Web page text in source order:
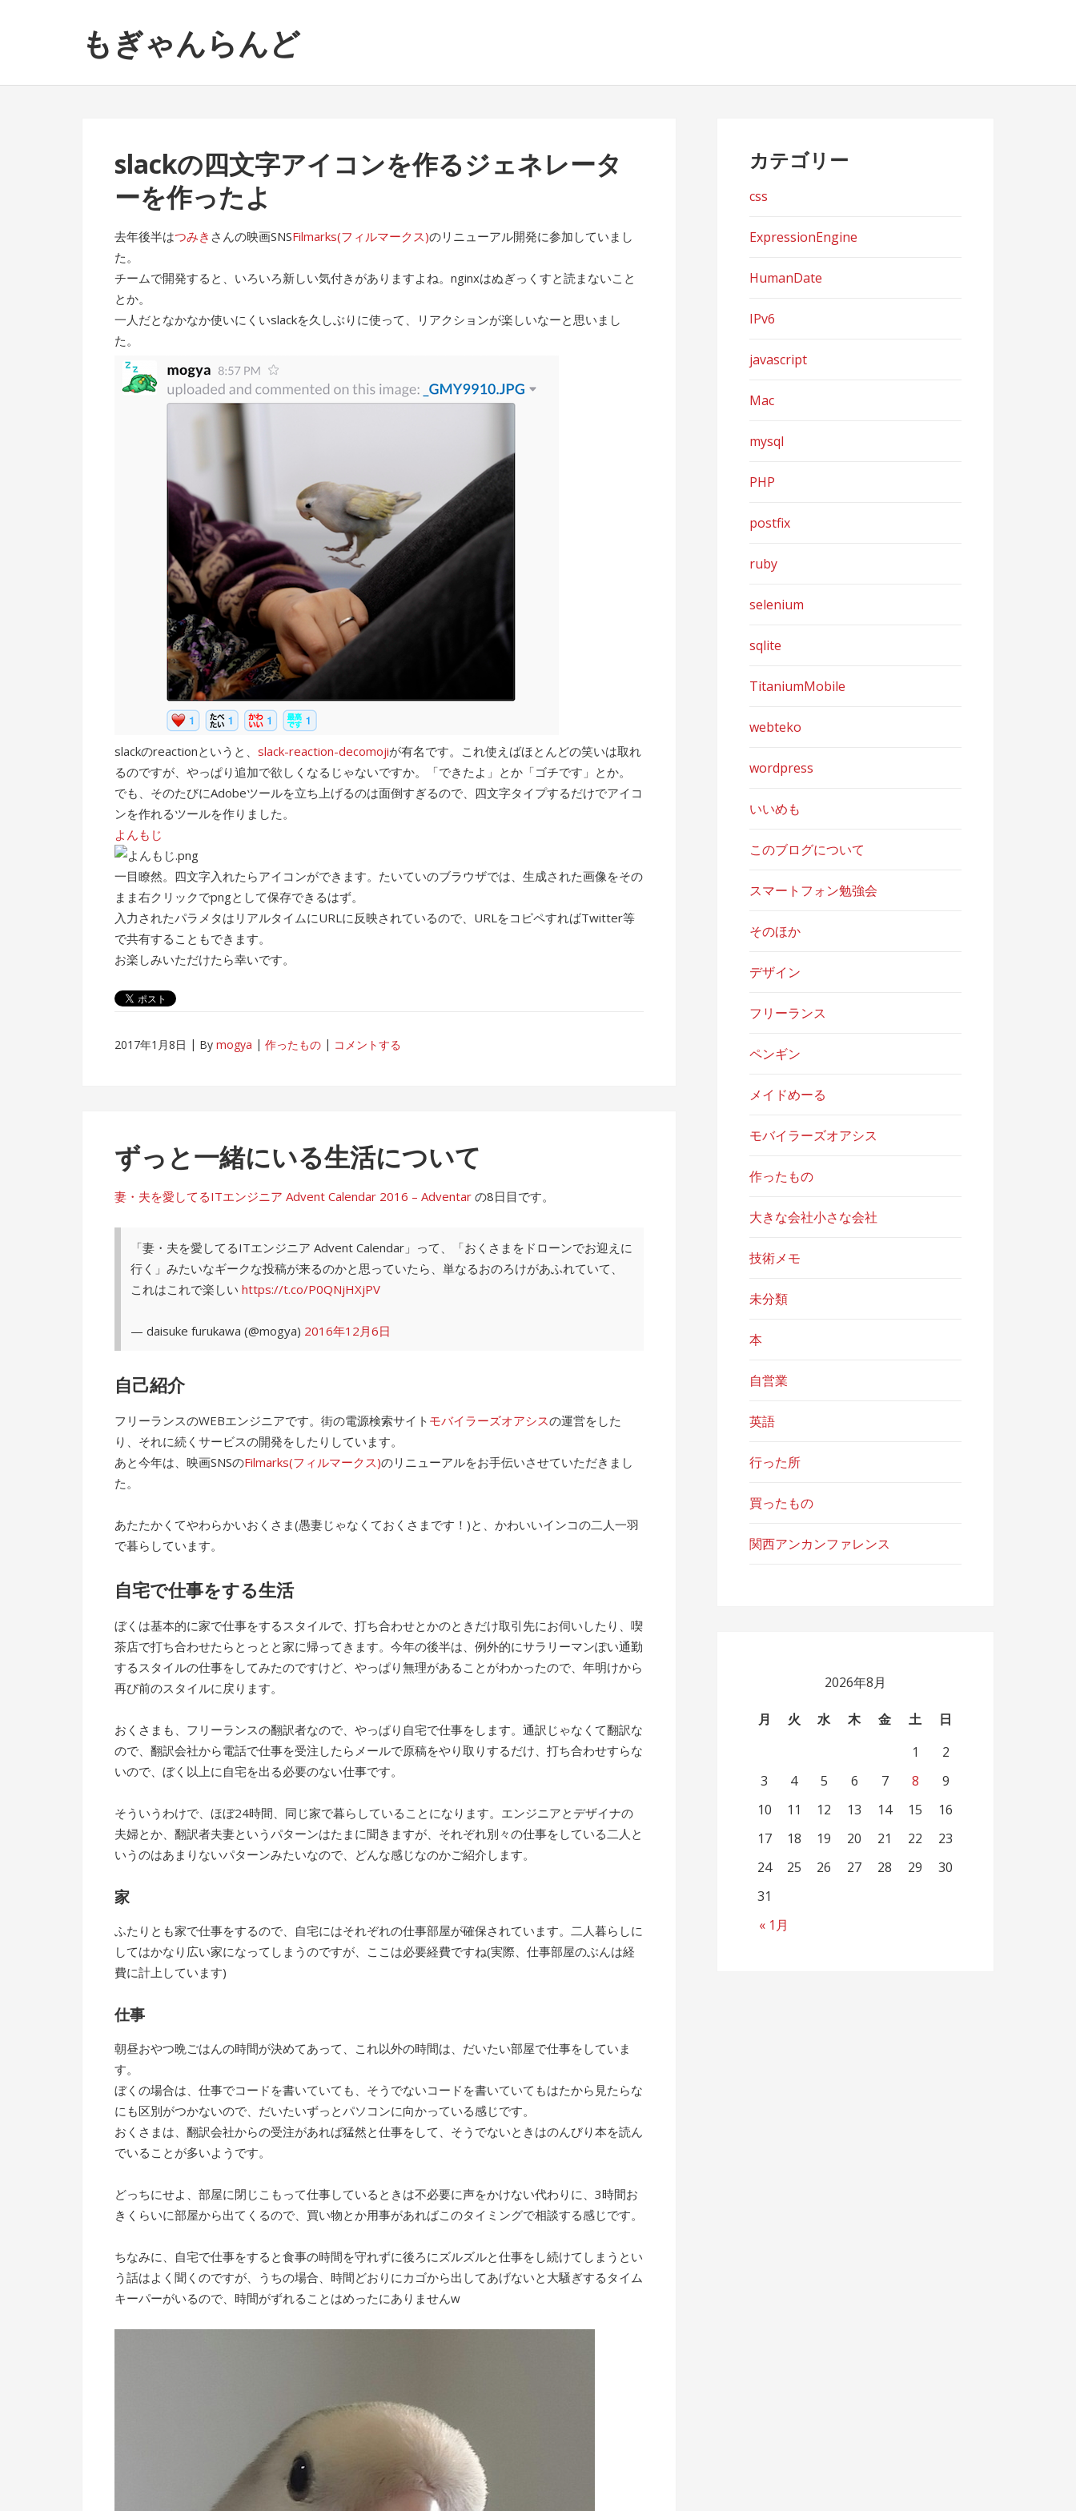
ビ
ゲ
ン
テ
もぎゃんらんど
slackの四文字アイコンを作るジェネレータ
ーを作ったよ
去年後半はつみき さんの映画SNSFilmarks(フィルマークス)のリニューアル開発に参加していまし
た。
チームで開発すると、いろいろ新しい気付きがありますよね。nginxはぬぎっくすと読まないこと
とか。
一人だとなかなか使いにくいslackを久しぶりに使って、リアクションが楽しいなーと思いまし
た。
slackのreactionというと、 slack-reaction-decomojiが有名です。これ使えばほとんどの笑いは取れ
るのですが、やっぱり追加で欲しくなるじゃないですか。「できたよ」とか「ゴチです」とか。
でも、そのたびにAdobeツールを立ち上げるのは面倒すぎるので、四文字タイプするだけでアイコ
ンを作れるツールを作りました。
よんもじ
一目瞭然。四文字入れたらアイコンができます。たいていのブラウザでは、生成された画像をその
まま右クリックでpngとして保存できるはず。
入力されたパラメタはリアルタイムにURLに反映されているので、URLをコピペすればTwitter等
で共有することもできます。
お楽しみいただけたら幸いです。
2017年1月8日 By mogya 作ったもの コメントする
ずっと一緒にいる生活について
妻・夫を愛してるITエンジニア Advent Calendar 2016 – Adventar の8日目です。
「妻・夫を愛してるITエンジニア Advent Calendar」って、「おくさまをドローンでお迎えに
行く」みたいなギークな投稿が来るのかと思っていたら、単なるおのろけがあふれていて、
これはこれで楽しい https://t.co/P0QNjHXjPV
— daisuke furukawa (@mogya) 2016年12月6日
自己紹介
フリーランスのWEBエンジニアです。街の電源検索サイト モバイラーズオアシスの運営をした
り、それに続くサービスの開発をしたりしています。
あと今年は、映画SNSのFilmarks(フィルマークス)のリニューアルをお手伝いさせていただきまし
た。
あたたかくてやわらかいおくさま(愚妻じゃなくておくさまです！)と、かわいいインコの二人一羽
で暮らしています。
自宅で仕事をする生活
ぼくは基本的に家で仕事をするスタイルで、打ち合わせとかのときだけ取引先にお伺いしたり、喫
茶店で打ち合わせたらとっとと家に帰ってきます。今年の後半は、例外的にサラリーマンぽい通勤
するスタイルの仕事をしてみたのですけど、やっぱり無理があることがわかったので、年明けから
再び前のスタイルに戻ります。
おくさまも、フリーランスの翻訳者なので、やっぱり自宅で仕事をします。通訳じゃなくて翻訳な
ので、翻訳会社から電話で仕事を受注したらメールで原稿をやり取りするだけ、打ち合わせすらな
いので、ぼく以上に自宅を出る必要のない仕事です。
そういうわけで、ほぼ24時間、同じ家で暮らしていることになります。エンジニアとデザイナの
夫婦とか、翻訳者夫妻というパターンはたまに聞きますが、それぞれ別々の仕事をしている二人と
いうのはあまりないパターンみたいなので、どんな感じなのかご紹介します。
家
ふたりとも家で仕事をするので、自宅にはそれぞれの仕事部屋が確保されています。二人暮らしに
してはかなり広い家になってしまうのですが、ここは必要経費ですね(実際、仕事部屋のぶんは経
費に計上しています)
仕事
朝昼おやつ晩ごはんの時間が決めてあって、これ以外の時間は、だいたい部屋で仕事をしていま
す。
ぼくの場合は、仕事でコードを書いていても、そうでないコードを書いていてもはたから見たらな
にも区別がつかないので、だいたいずっとパソコンに向かっている感じです。
おくさまは、翻訳会社からの受注があれば猛然と仕事をして、そうでないときはのんびり本を読ん
でいることが多いようです。
どっちにせよ、部屋に閉じこもって仕事しているときは不必要に声をかけない代わりに、3時間お
きくらいに部屋から出てくるので、買い物とか用事があればこのタイミングで相談する感じです。
ちなみに、自宅で仕事をすると食事の時間を守れずに後ろにズルズルと仕事をし続けてしまうとい
う話はよく聞くのですが、うちの場合、時間どおりにカゴから出してあげないと大騒ぎするタイム
キーパーがいるので、時間がずれることはめったにありませんw
カテゴリー
css
ExpressionEngine
HumanDate
IPv6
javascript
Mac
mysql
PHP
postfix
ruby
selenium
sqlite
TitaniumMobile
webteko
wordpress
いいめも
このブログについて
スマートフォン勉強会
そのほか
デザイン
フリーランス
ペンギン
メイドめーる
モバイラーズオアシス
作ったもの
大きな会社小さな会社
技術メモ
未分類
本
自営業
英語
行った所
買ったもの
関西アンカンファレンス
2026年8月
月 火 水 木 金 土 日
« 1月
1
2
3
4 5 6 7 8
9
10
11 12 13 14 15
16
17
18 19 20 21 22
23
24
25 26 27 28 29
30
31